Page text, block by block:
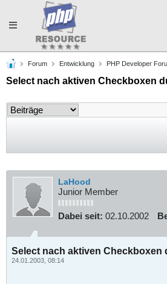
Toggle
navigation
Forum Entwicklung PHP Developer
Select nach aktiven Checkboxen
LaHood
Junior Member
Dabei seit: 02.10.2002
Select nach aktiven Checkboxen
24.01.2003, 08:14